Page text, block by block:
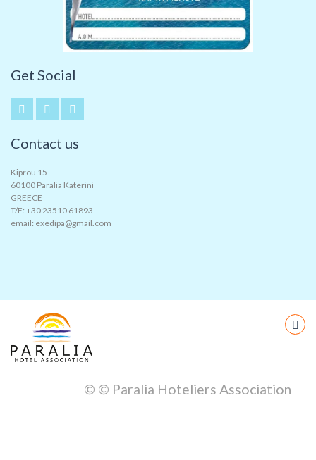
Get Social
Contact us
Kiprou 15
60100 Paralia Katerini
GREECE
T/F: +30 23510 61893
email: exedipa@gmail.com
© © Paralia Hoteliers Association